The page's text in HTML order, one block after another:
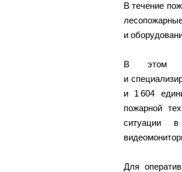
В течение
и
В этом
и
и 1 604
пожарной
ситуации
Для